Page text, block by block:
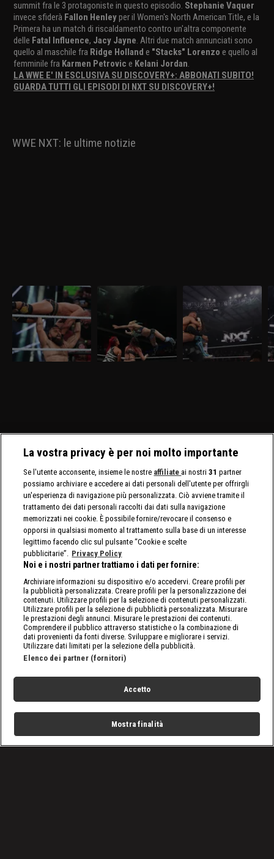
summit fra le 3 protagoniste in questo episodio. Stephanie Vaquer
invece sfiderà Fallon Henleyper il Women's North American Title, e la
Primera ha un match di riscaldamento contro un'altra componente
delle Fatal Influence, Jacy Jayne. Altri due match annunciati sono
quello al maschile fra Ridge Holland e "Stacks" Lorenzo e quello al
femminile fra Karmen Petrovic e Kelani Jordan.
LA WWE E' IN ESCLUSIVA SU DISCOVERY+: ABBONATI SUBITO!
GUARDA TUTTI GLI EPISODI DI NXT SU DISCOVERY+!
WWE NXT: le ultime notizie
WWE NXT 24 marzo
2026: Saints e D'Angelo
a confronto
Nella puntata di NXT del
24 marzo,visibile su
discovery+, si affrontano
Ricky Saints e Tony
D'Angelo. Gauntlet Match
WWE NXT 17 marzo
Nella puntata di NXT del
17 marzo, visibile su
discovery+, Triple Threat
fra Jacy Jayne, Sol Ruca
e Zaria per il titolo
WWE NXT 10 marzo
2026: i primi sfidanti
per lo Speed
Nella puntata di NXT del
10 marzo, visibile su
discovery+, sono in
programma due N.1
Contender's Match, per lo
La vostra privacy è per noi molto importante
Se l'utente acconsente, insieme le nostre affiliate ai nostri31 partner
possiamo archiviare e accedere ai dati personali dell'utente per offrirgli
un'esperienza di navigazione più personalizzata. Ciò avviene tramite il
trattamento dei dati personali raccolti dai dati sulla navigazione
memorizzati nei cookie. È possibile fornire/revocare il consenso e
opporsi in qualsiasi momento al trattamento sulla base di un interesse
legittimo facendo clic sul pulsante “Cookie e scelte
pubblicitarie”. Privacy Policy
Noi e i nostri partner trattiamo i dati per fornire:
Archiviare informazioni su dispositivo e/o accedervi. Creare profili per
la pubblicità personalizzata. Creare profili per la personalizzazione dei
contenuti. Utilizzare profili per la selezione di contenuti personalizzati.
Utilizzare profili per la selezione di pubblicità personalizzata. Misurare
le prestazioni degli annunci. Misurare le prestazioni dei contenuti.
Comprendere il pubblico attraverso statistiche o la combinazione di
dati provenienti da fonti diverse. Sviluppare e migliorare i servizi.
Utilizzare dati limitati per la selezione della pubblicità.
Elenco dei partner (fornitori)
Accetto
Mostra finalità